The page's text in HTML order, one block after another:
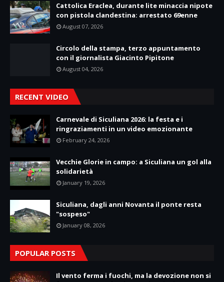
Cattolica Eraclea, durante lite minaccia nipote
con pistola clandestina: arrestato 69enne
August 07, 2026
Circolo della stampa, terzo appuntamento
con il giornalista Giacinto Pipitone
August 04, 2026
RECENT VIDEO
Carnevale di Siculiana 2026: la festa e i
ringraziamenti in un video emozionante
February 24, 2026
Vecchie Glorie in campo: a Siculiana un gol alla
solidarietà
January 19, 2026
Siculiana, dagli anni Novanta il ponte resta
"sospeso"
January 08, 2026
POPULAR POSTS
Il vento ferma i fuochi, ma la devozione non si